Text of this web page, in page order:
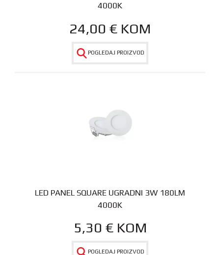
4000K
24,00 € KOM
POGLEDAJ PROIZVOD
LED PANEL SQUARE UGRADNI 3W 180LM
4000K
5,30 € KOM
POGLEDAJ PROIZVOD